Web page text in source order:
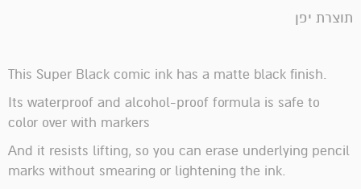
תוצרת יפן
This Super Black comic ink has a matte black finish.
Its waterproof and alcohol-proof formula is safe to
color over with markers
And it resists lifting, so you can erase underlying pencil
marks without smearing or lightening the ink.